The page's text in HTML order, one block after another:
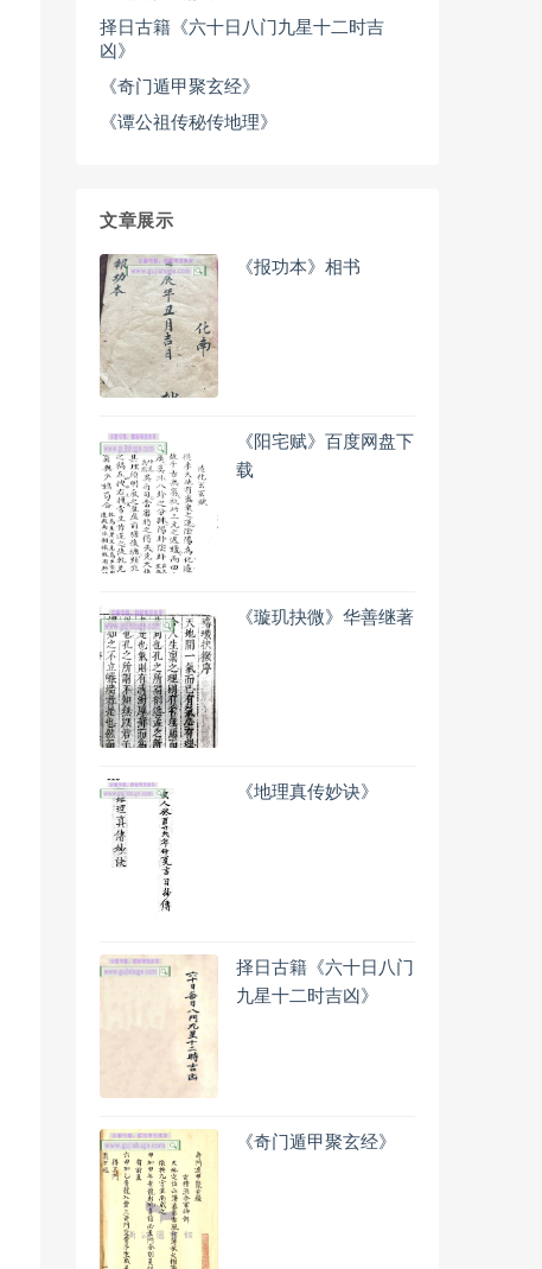
择日古籍《六十日八门九星十二时吉
凶》
《奇门遁甲聚玄经》
《谭公祖传秘传地理》
文章展示
《报功本》相书
《阳宅赋》百度网盘下
载
《璇玑抉微》华善继著
《地理真传妙诀》
择日古籍《六十日八门
九星十二时吉凶》
《奇门遁甲聚玄经》